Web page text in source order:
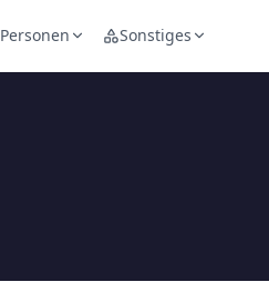
Personen Sonstiges